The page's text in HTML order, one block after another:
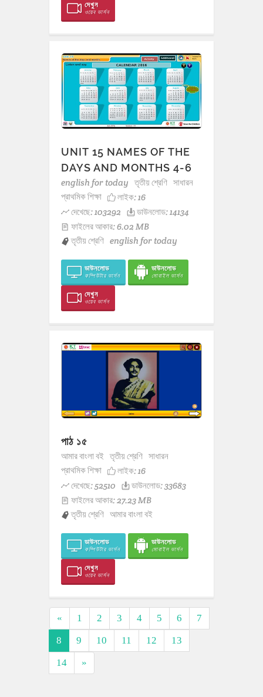
দেখুন
ওয়েব ভার্সন
UNIT 15 NAMES OF THE
DAYS AND MONTHS 4-6
english for today তৃতীয় শ্রেণি সাধারন
প্রাথমিক শিক্ষা
লাইক:16
দেখেছে: 103292
ডাউনলোড: 14134
ফাইলের আকার: 6.02 MB
তৃতীয় শ্রেণি english for today
ডাউনলোড
কম্পিউটার ভার্সন
ডাউনলোড
মোবাইল ভার্সন
দেখুন
ওয়েব ভার্সন
পাঠ ১৫
আমার বাংলা বই তৃতীয় শ্রেণি সাধারন
প্রাথমিক শিক্ষা
লাইক:16
দেখেছে: 52510
ডাউনলোড: 33683
ফাইলের আকার: 27.23 MB
তৃতীয় শ্রেণি আমার বাংলা বই
ডাউনলোড
কম্পিউটার ভার্সন
ডাউনলোড
মোবাইল ভার্সন
দেখুন
ওয়েব ভার্সন
« 1 2 3 4 5 6
7
8
9 10 11 12
13
14
»